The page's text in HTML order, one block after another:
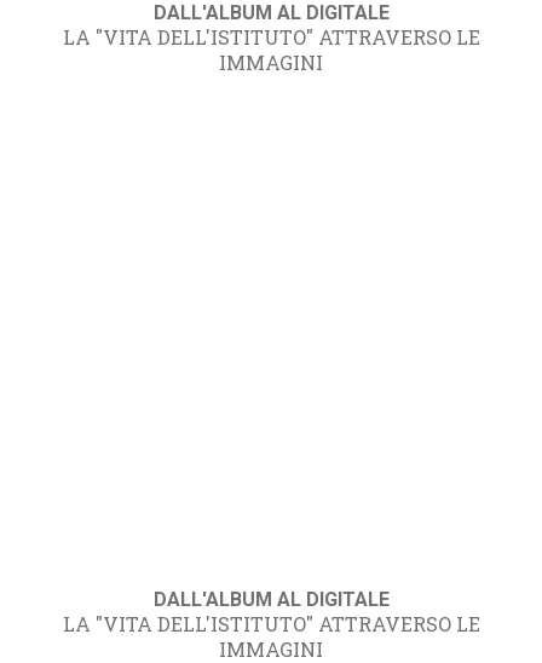
DALL'ALBUM AL DIGITALE
LA "VITA DELL'ISTITUTO" ATTRAVERSO LE
IMMAGINI
DALL'ALBUM AL DIGITALE
LA "VITA DELL'ISTITUTO" ATTRAVERSO LE
IMMAGINI